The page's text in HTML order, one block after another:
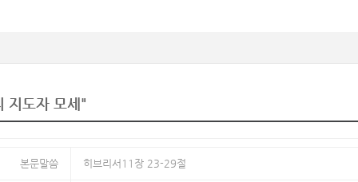
지도자 모세"
본문말씀 히브리서11장 23-29절